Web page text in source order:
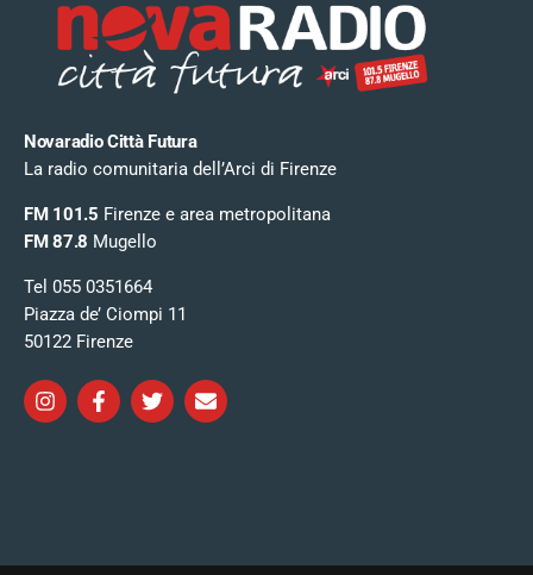
Novaradio Città Futura
La radio comunitaria dell’Arci di Firenze
FM 101.5 Firenze e area metropolitana
FM 87.8 Mugello
Tel 055 0351664
Piazza de’ Ciompi 11
50122 Firenze